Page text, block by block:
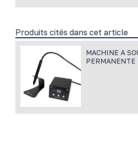
Produits cités dans cet article
MACHINE A
PERMANENTE